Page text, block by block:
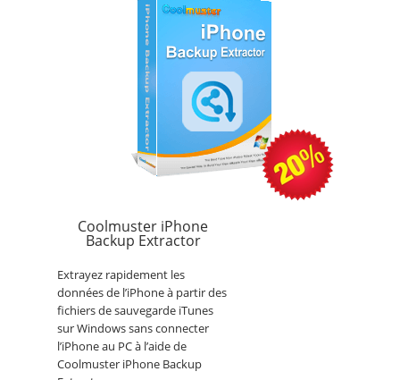
Coolmuster iPhone
Backup Extractor
Extrayez rapidement les
données de l’iPhone à partir des
fichiers de sauvegarde iTunes
sur Windows sans connecter
l’iPhone au PC à l’aide de
Coolmuster iPhone Backup